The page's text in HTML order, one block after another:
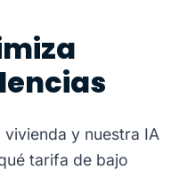
y nuestra IA
tarifa de bajo